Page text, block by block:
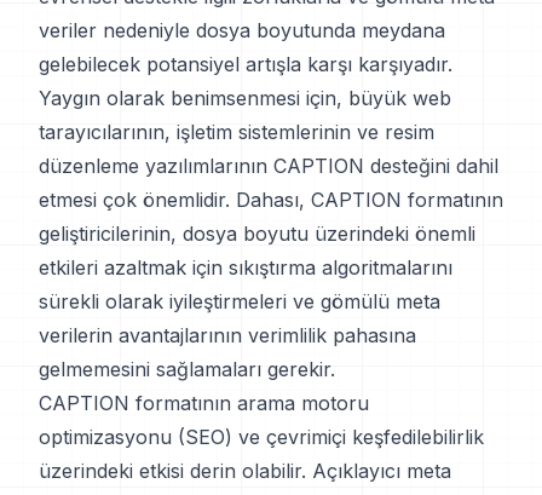
veriler nedeniyle dosya boyutunda meydana
gelebilecek potansiyel artışla karşı karşıyadır.
Yaygın olarak benimsenmesi için, büyük web
tarayıcılarının, işletim sistemlerinin ve resim
düzenleme yazılımlarının CAPTION desteğini dahil
etmesi çok önemlidir. Dahası, CAPTION formatının
geliştiricilerinin, dosya boyutu üzerindeki önemli
etkileri azaltmak için sıkıştırma algoritmalarını
sürekli olarak iyileştirmeleri ve gömülü meta
verilerin avantajlarının verimlilik pahasına
gelmemesini sağlamaları gerekir.
CAPTION formatının arama motoru
optimizasyonu (SEO) ve çevrimiçi keşfedilebilirlik
üzerindeki etkisi derin olabilir. Açıklayıcı meta